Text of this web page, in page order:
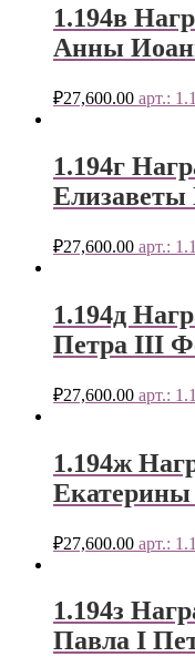
1.194в
Анны
₽27,600.00 арт.:
1.194г
₽27,600.00 арт.:
1.194д
Петра III
₽27,600.00 арт.:
1.194ж
₽27,600.00 арт.:
1.194з
Павла I